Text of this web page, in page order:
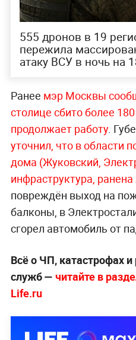
555 дронов в 19
пережила
атаку ВСУ в ночь на
Ранее мэр Москвы
столице сбито более
продолжает работу.
уточнил, что в области
дома (Жуковский,
инфраструктура,
повреждён выход на
балконы, в
сгорел автомобиль от
Всё о ЧП, катастрофах
служб — читайте в
Life.ru